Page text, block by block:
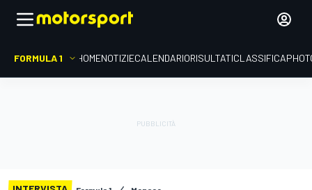
FORMULA 1 HOMENOTIZIECALENDARIORISULTATICLASSIFICA